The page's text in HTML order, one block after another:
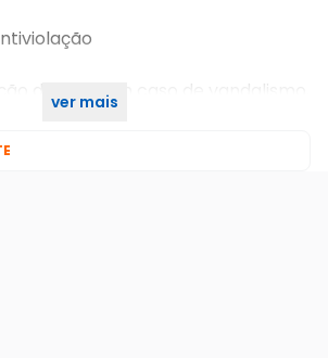
do case em caso de vandalismo,
ver mais